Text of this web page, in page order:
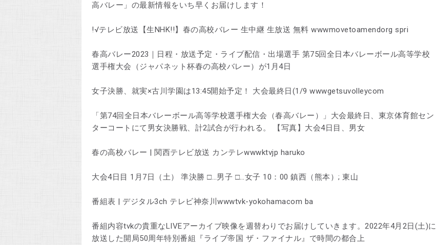
高バレー」の最新情報をいち早くお届けします！
!√テレビ放送【生NHK!!】春の高校バレー 生中継 生放送 無料 wwwmovetoamendorg spri
春高バレー2023｜日程・放送予定・ライブ配信・出場選手 第75回全日本バレーボール高等学校
選手権大会（ジャパネット杯春の高校バレー）が1月4日
女子決勝、就実×古川学園は13:45開始予定！ 大会最終日(1/9 wwwgetsuvolleycom
「第74回全日本バレーボール高等学校選手権大会（春高バレー）」大会最終日、東京体育館セン
ターコートにて男女決勝戦、計2試合が行われる。 【写真】大会4日目、男女
春の高校バレー | 関西テレビ放送 カンテレwwwktvjp haruko
大会4日目 1月7日（土） 準決勝 □…男子 □…女子 10：00 鎮西（熊本）; 東山
番組表 | デジタル3ch テレビ神奈川wwwtvk-yokohamacom ba
番組内容tvkの貴重なLIVEアーカイブ映像を週替わりでお届けしていきます。2022年4月2日(土)に
放送した開局50周年特別番組『ライブ帝国 ザ・ファイナル』で時間の都合上